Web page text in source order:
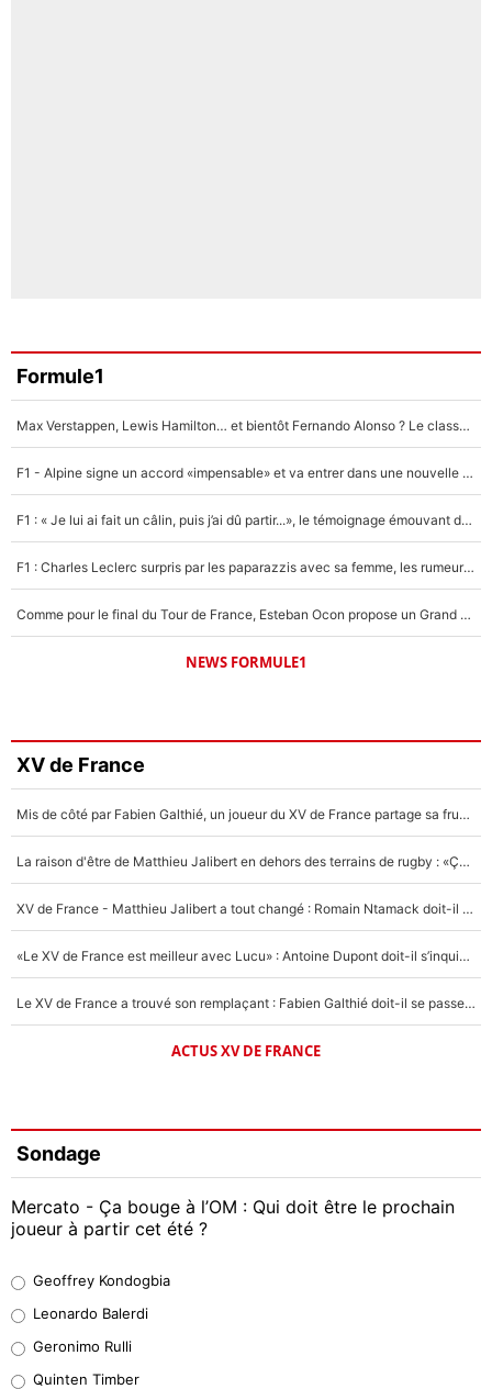
Formule1
Max Verstappen, Lewis Hamilton… et bientôt Fernando Alonso ? Le classement des pilotes les mieux payés en Formule 1 risque de changer !
F1 - Alpine signe un accord «impensable» et va entrer dans une nouvelle dimension : Grande nouvelle pour Pierre Gasly !
F1 : « Je lui ai fait un câlin, puis j’ai dû partir...», le témoignage émouvant de Max Verstappen sur sa fille
F1 : Charles Leclerc surpris par les paparazzis avec sa femme, les rumeurs étaient vraies !
Comme pour le final du Tour de France, Esteban Ocon propose un Grand Prix de Formule 1 à Paris : «Autour de l’Arc de Triomphe, ce serait génial» !
NEWS FORMULE1
XV de France
Mis de côté par Fabien Galthié, un joueur du XV de France partage sa frustration : «ils ne me l’ont pas dit tout de suite»
La raison d'être de Matthieu Jalibert en dehors des terrains de rugby : «Ça m'atteint autant que si tu touches à un membre de ma famille»
XV de France - Matthieu Jalibert a tout changé : Romain Ntamack doit-il s’inquiéter pour sa place à un an de la Coupe du monde ?
«Le XV de France est meilleur avec Lucu» : Antoine Dupont doit-il s’inquiéter pour sa place ?
Le XV de France a trouvé son remplaçant : Fabien Galthié doit-il se passer d'Antoine Dupont ?
ACTUS XV DE FRANCE
Sondage
Mercato - Ça bouge à l’OM : Qui doit être le prochain
joueur à partir cet été ?
38%
32%
Geoffrey Kondogbia
Leonardo Balerdi
Geronimo Rulli
Quinten Timber